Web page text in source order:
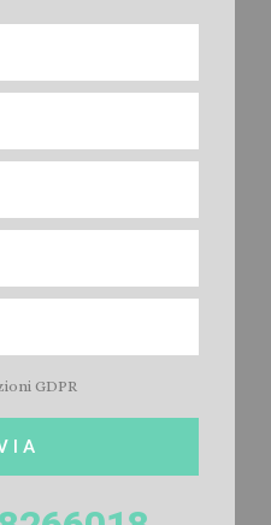
Termine. I Bagni Mobili di
Normative legislative, e cioè:
ChimiciTorri del
GDPR
I A